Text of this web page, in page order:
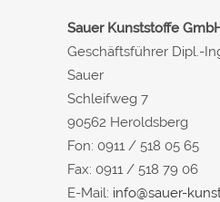
Sauer Kunststoffe
Geschäftsführer Dipl.-
Sauer
Schleifweg 7
90562 Heroldsberg
Fon: 0911 / 518 05 65
Fax: 0911 / 518 79 06
E-Mail: info@sauer-